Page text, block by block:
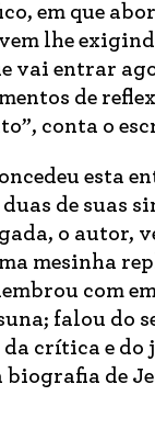
em que
lhe
vai entrar
de
conta o
esta
de suas
o autor,
mesinha
com
falou do
crítica e do
de